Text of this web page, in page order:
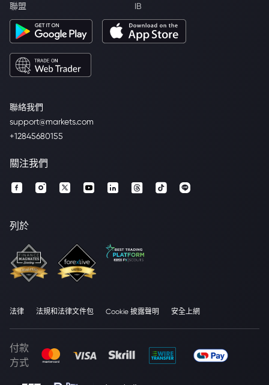
聯絡我們
support@markets.com
+12845680155
聯盟 IB
關注我們
列於
法律 法規和法律文件包 Cookie 披露聲明 安全上網
付款
方式